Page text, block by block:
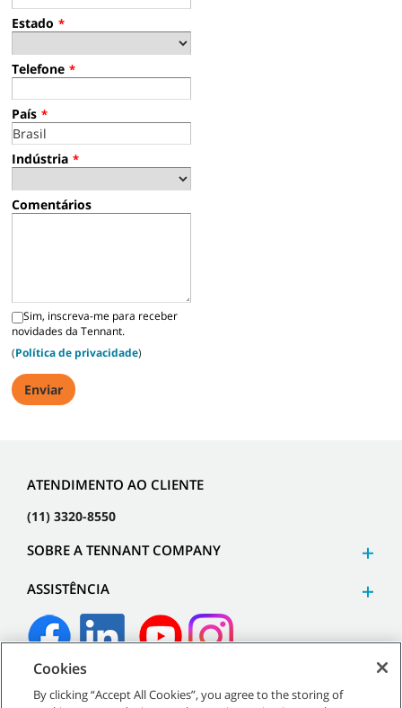
Estado *
Telefone *
País *
Indústria *
Comentários
Sim, inscreva-me para receber
novidades da Tennant.
(Política de privacidade)
ATENDIMENTO AO CLIENTE
(11) 3320-8550
SOBRE A TENNANT COMPANY
ASSISTÊNCIA
©2026Tennant Company. Todos os direitos reservados.
Cookies
By clicking “Accept All Cookies”, you agree to the storing of